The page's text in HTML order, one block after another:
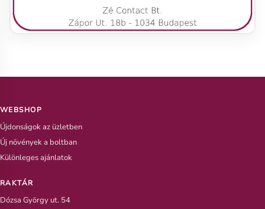
WEBSHOP
Újdonságok az üzletben
Új növények a boltban
Különleges ajánlatok
RAKTÁR
Dózsa György ut. 54